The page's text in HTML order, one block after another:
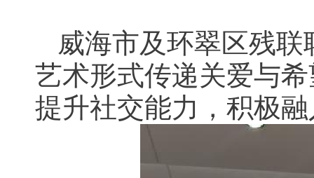
威海市及环翠区残
艺术形式传递关爱与
提升社交能力，积极